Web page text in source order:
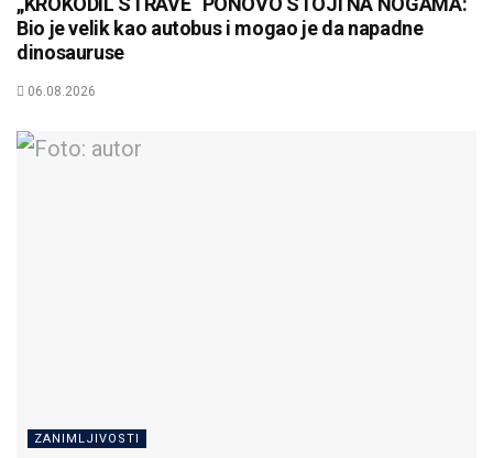
Bio je velik kao autobus i mogao je da napadne
dinosauruse
06.08.2026
ZANIMLJIVOSTI